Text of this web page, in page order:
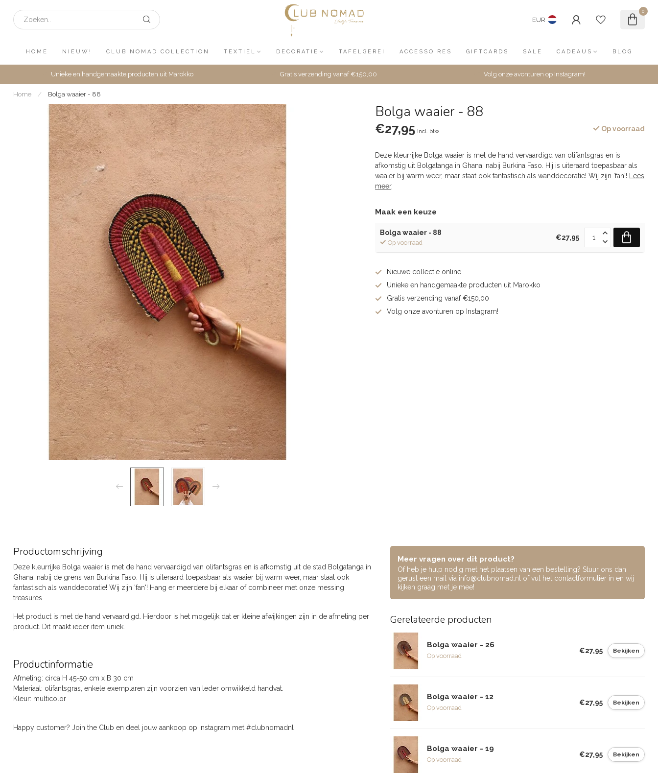
EUR
0
HOME NIEUW! CLUB NOMAD COLLECTION TEXTIEL DECORATIE TAFELGEREI ACCESSOIRES GIFTCARDS SALE CADEAUS BLOG
Unieke en handgemaakte producten uit Marokko Gratis verzending vanaf €150,00 Volg onze avonturen op Instagram!
Home / Bolga waaier - 88
Bolga waaier - 88
€27,95 Incl. btw Op voorraad
Deze kleurrijke Bolga waaier is met de hand vervaardigd van olifantsgras en is
afkomstig uit Bolgatanga in Ghana, nabij Burkina Faso. Hij is uiteraard toepasbaar als
waaier bij warm weer, maar staat ook fantastisch als wanddecoratie! Wij zijn 'fan'!
Lees
meer.
Maak een keuze
Bolga waaier - 88
Op voorraad
€27,95
Nieuwe collectie online
Unieke en handgemaakte producten uit Marokko
Gratis verzending vanaf €150,00
Volg onze avonturen op Instagram!
Productomschrijving
Deze kleurrijke Bolga waaier is met de hand vervaardigd van olifantsgras en is afkomstig uit de stad Bolgatanga in
Ghana, nabij de grens van Burkina Faso. Hij is uiteraard toepasbaar als waaier bij warm weer, maar staat ook
fantastisch als wanddecoratie! Wij zijn 'fan'! Hang er meerdere bij elkaar of combineer met onze messing
treasures.
Het product is met de hand vervaardigd. Hierdoor is het mogelijk dat er kleine afwijkingen zijn in de afmeting per
product. Dit maakt ieder item uniek.
Productinformatie
Afmeting: circa H 45-50 cm x B 30 cm
Materiaal: olifantsgras, enkele exemplaren zijn voorzien van leder omwikkeld handvat.
Kleur: multicolor
Happy customer? Join the Club en deel jouw aankoop op Instagram met #clubnomadnl
Meer vragen over dit product?
Of heb je hulp nodig met het plaatsen van een bestelling? Stuur ons dan
gerust een mail via info@clubnomad.nl
of vul het contactformulier in en wij
kijken graag met je mee!
Gerelateerde producten
Bolga waaier - 26
Op voorraad
€27,95 Bekijken
Bolga waaier - 12
Op voorraad
€27,95 Bekijken
Bolga waaier - 19
Op voorraad
€27,95 Bekijken